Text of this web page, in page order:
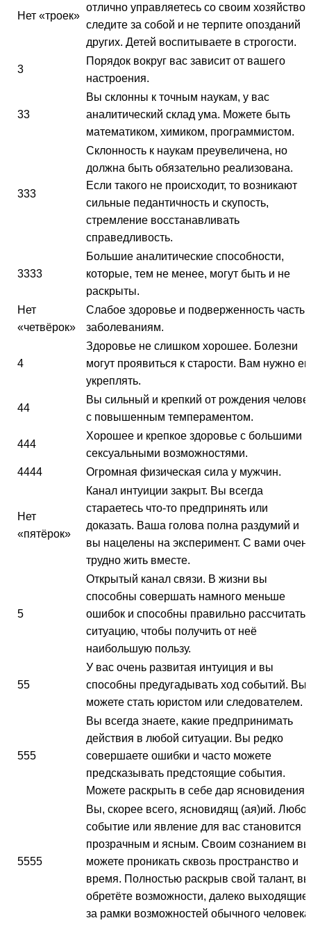
Нет «троек»
отлично управляетесь со своим
следите за собой и не терпите опозданий
других. Детей воспитываете в строгости.
3
Порядок вокруг вас зависит от вашего
настроения.
33
Вы склонны к точным наукам, у вас
аналитический склад ума. Можете быть
математиком, химиком, программистом.
333
Склонность к наукам преувеличена, но
должна быть обязательно реализована.
Если такого не происходит, то возникают
сильные педантичность и скупость,
стремление восстанавливать
справедливость.
3333
Большие аналитические способности,
которые, тем не менее, могут быть и не
раскрыты.
Нет
«четвёрок»
Слабое здоровье и подверженность
заболеваниям.
4
Здоровье не слишком хорошее. Болезни
могут проявиться к старости. Вам нужно
укреплять.
44
Вы сильный и крепкий от рождения
с повышенным темпераментом.
444
Хорошее и крепкое здоровье с большими
сексуальными возможностями.
4444
Огромная физическая сила у мужчин.
Нет
«пятёрок»
Канал интуиции закрыт. Вы всегда
стараетесь что-то предпринять или
доказать. Ваша голова полна раздумий и
вы нацелены на эксперимент. С вами
трудно жить вместе.
5
Открытый канал связи. В жизни вы
способны совершать намного меньше
ошибок и способны правильно рассчитать
ситуацию, чтобы получить от неё
наибольшую пользу.
55
У вас очень развитая интуиция и вы
способны предугадывать ход событий. Вы
можете стать юристом или следователем.
555
Вы всегда знаете, какие предпринимать
действия в любой ситуации. Вы редко
совершаете ошибки и часто можете
предсказывать предстоящие события.
Можете раскрыть в себе дар ясновидения.
5555
Вы, скорее всего, ясновидящ (ая)ий.
событие или явление для вас становится
прозрачным и ясным. Своим сознанием вы
можете проникать сквозь пространство и
время. Полностью раскрыв свой талант, вы
обретёте возможности, далеко выходящие
за рамки возможностей обычного